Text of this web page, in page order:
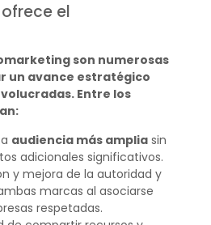
el
son numerosas
un avance estratégico
Entre los
audiencia más ampliasin
adicionales significativos.
y mejora de la autoridad y
marcas al asociarse
respetadas.